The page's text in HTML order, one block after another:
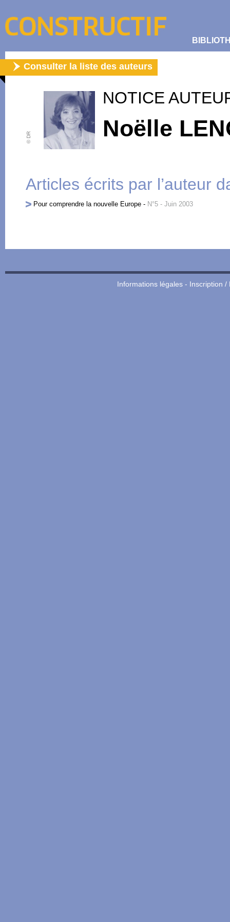
Consulter la liste des auteurs
© DR
NOTICE
Noëlle
Articles écrits par l’auteur
Pour comprendre la nouvelle Europe - N°5 - Juin 2003
Informations légales- Inscription